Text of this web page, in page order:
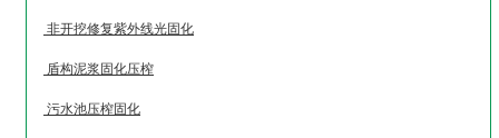
非开挖修复紫外线光固化
盾构泥浆固化压榨
污水池压榨固化